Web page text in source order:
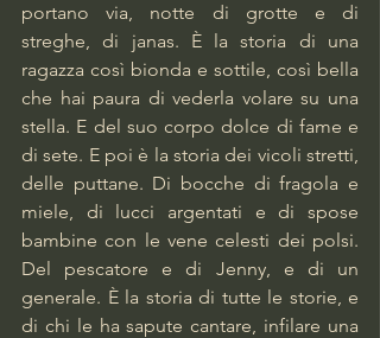
portano via, notte di grotte e di
streghe, di janas. È la storia di una
ragazza così bionda e sottile, così bella
che hai paura di vederla volare su una
stella. E del suo corpo dolce di fame e
di sete. E poi è la storia dei vicoli stretti,
delle puttane. Di bocche di fragola e
miele, di lucci argentati e di spose
bambine con le vene celesti dei polsi.
Del pescatore e di Jenny, e di un
generale. È la storia di tutte le storie, e
di chi le ha sapute cantare, infilare una